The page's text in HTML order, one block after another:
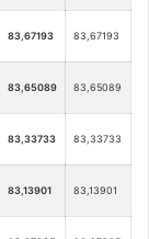
83,67193 83,67193
83,65089 83,65089
83,33733 83,33733
83,13901 83,13901